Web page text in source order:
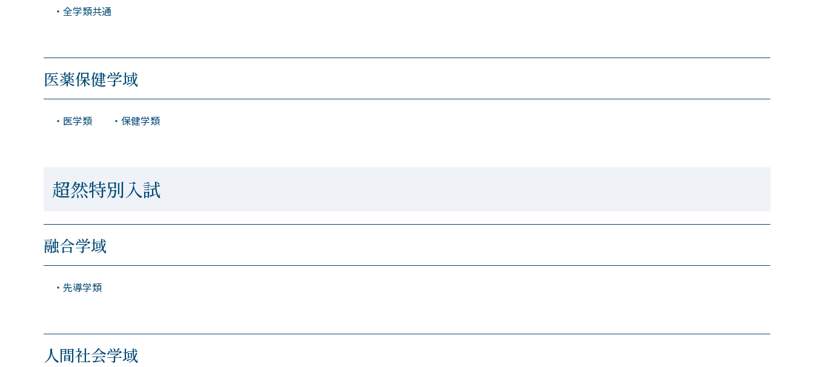
・全学類共通
医薬保健学域
・医学類 ・保健学類
超然特別入試
融合学域
・先導学類
人間社会学域